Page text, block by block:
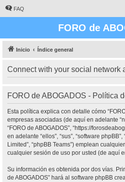
FAQ
FORO de
Inicio Índice general
Connect with your social network
FORO de ABOGADOS - Política
Esta política explica con detalle cómo
empresas asociadas (de aquí en adelante
“FORO de ABOGADOS”, “https://
en adelante “ellos”, “sus”, “software
Limited”, “phpBB Teams”) emplean
cualquier sesión de uso por usted (de aquí
Su información es obtenida por dos vías.
de ABOGADOS” hará al software phpBB